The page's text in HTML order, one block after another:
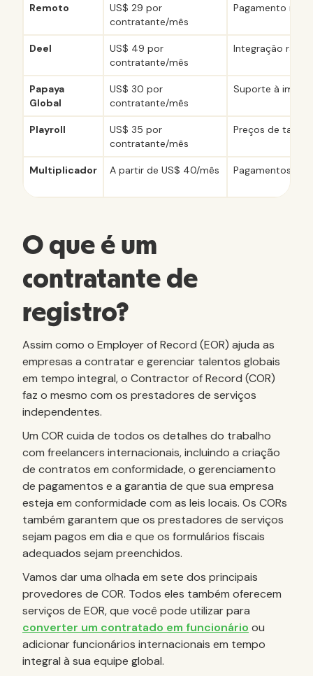
Remoto
US$ 29 por
contratante/mês
Pagamento
Deel
US$ 49 por
contratante/mês
Integração
Papaya
Global
US$ 30 por
contratante/mês
Suporte à
Playroll
US$ 35 por
contratante/mês
Preços de taxa
Multiplicador A partir de US$ 40/mês Pagamentos
O que é um
contratante de
registro?
Assim como o Employer of Record (EOR) ajuda as
empresas a contratar e gerenciar talentos globais
em tempo integral, o Contractor of Record (COR)
faz o mesmo com os prestadores de serviços
independentes.
Um COR cuida de todos os detalhes do trabalho
com freelancers internacionais, incluindo a criação
de contratos em conformidade, o gerenciamento
de pagamentos e a garantia de que sua empresa
esteja em conformidade com as leis locais. Os CORs
também garantem que os prestadores de serviços
sejam pagos em dia e que os formulários fiscais
adequados sejam preenchidos.
Vamos dar uma olhada em sete dos principais
provedores de COR. Todos eles também oferecem
serviços de EOR, que você pode utilizar para
converter um contratado em funcionário ou
adicionar funcionários internacionais em tempo
integral à sua equipe global.